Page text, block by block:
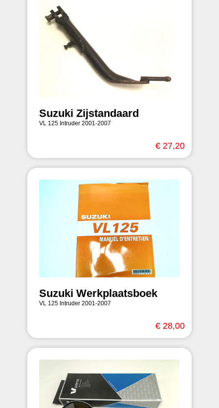
Suzuki Zijstandaard
VL 125 Intruder 2001-2007
€ 27,20
Suzuki Werkplaatsboek
VL 125 Intruder 2001-2007
€ 28,00